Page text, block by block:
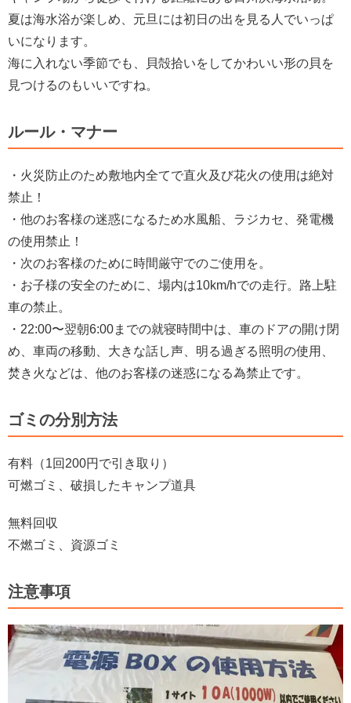
夏は海水浴が楽しめ、元旦には初日の出を見る人でいっぱ
いになります。
海に入れない季節でも、貝殻拾いをしてかわいい形の貝を
見つけるのもいいですね。
ルール・マナー
・火災防止のため敷地内全てで直火及び花火の使用は絶対
禁止！
・他のお客様の迷惑になるため水風船、ラジカセ、発電機
の使用禁止！
・次のお客様のために時間厳守でのご使用を。
・お子様の安全のために、場内は10km/hでの走行。路上駐
車の禁止。
・22:00〜翌朝6:00までの就寝時間中は、車のドアの開け閉
め、車両の移動、大きな話し声、明る過ぎる照明の使用、
焚き火などは、他のお客様の迷惑になる為禁止です。
ゴミの分別方法
有料（1回200円で引き取り）
可燃ゴミ、破損したキャンプ道具
無料回収
不燃ゴミ、資源ゴミ
注意事項